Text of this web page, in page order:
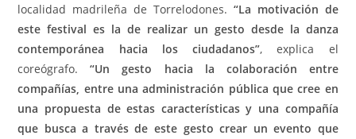
localidad madrileña de Torrelodones. “La motivación de
este festival es la de realizar un gesto desde la danza
contemporánea hacia los ciudadanos”, explica el
coreógrafo.“Un gesto hacia la colaboración entre
compañías, entre una administración pública que cree en
una propuesta de estas características y una compañía
que busca a través de este gesto crear un evento que